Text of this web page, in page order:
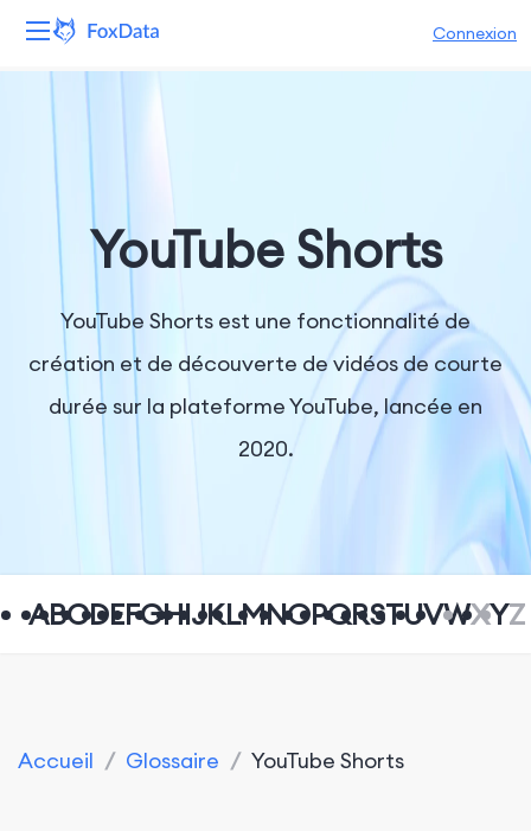
Connexion
Solutions
Ressources
Tarifs
Entreprise
YouTube Shorts
YouTube Shorts est une fonctionnalité de
création et de découverte de vidéos de courte
durée sur la plateforme YouTube, lancée en
2020.
ABCDEFGHIJKLMNOPQRSTUVWXYZ
Accueil / Glossaire / YouTube Shorts